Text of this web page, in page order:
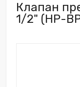
Клапан
1/2" (НР-